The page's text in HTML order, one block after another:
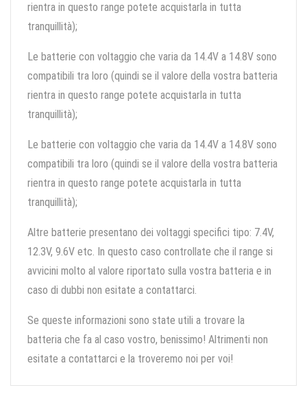
rientra in questo range potete acquistarla in tutta
tranquillità);
Le batterie con voltaggio che varia da 14.4V a 14.8V sono
compatibili tra loro (quindi se il valore della vostra batteria
rientra in questo range potete acquistarla in tutta
tranquillità);
Le batterie con voltaggio che varia da 14.4V a 14.8V sono
compatibili tra loro (quindi se il valore della vostra batteria
rientra in questo range potete acquistarla in tutta
tranquillità);
Altre batterie presentano dei voltaggi specifici tipo: 7.4V,
12.3V, 9.6V etc. In questo caso controllate che il range si
avvicini molto al valore riportato sulla vostra batteria e in
caso di dubbi non esitate a contattarci.
Se queste informazioni sono state utili a trovare la
batteria che fa al caso vostro, benissimo! Altrimenti non
esitate a contattarci e la troveremo noi per voi!